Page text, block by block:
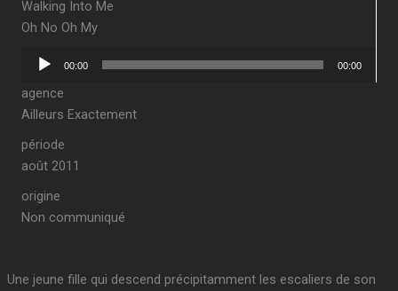
Walking Into Me
Oh No Oh My
Lecteur
00:00 00:00
agence
Ailleurs Exactement
période
août 2011
origine
Non communiqué
Une jeune fille qui descend précipitamment les escaliers de son